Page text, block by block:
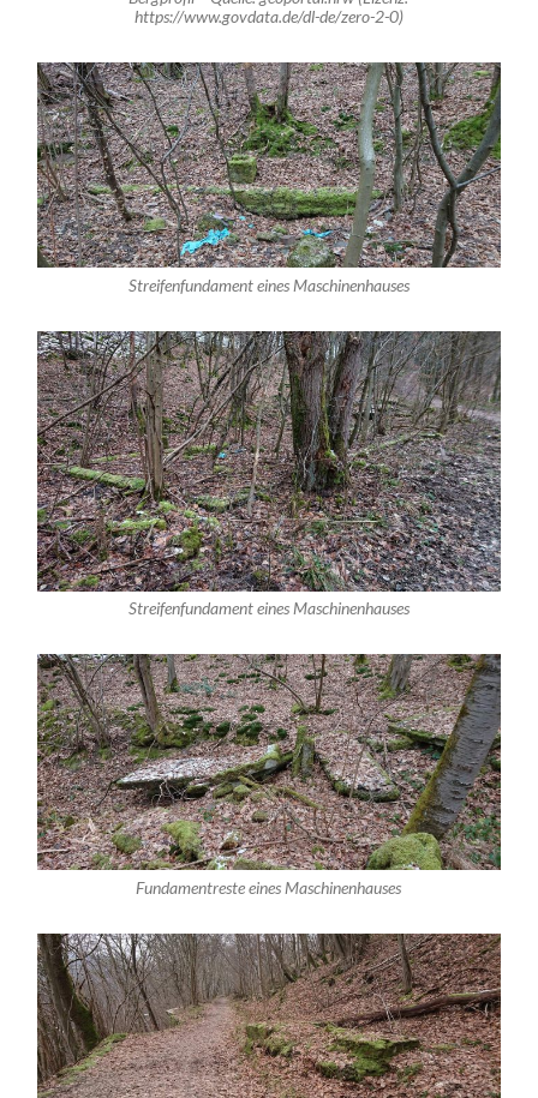
https://www.govdata.de/dl-de/zero-2-0)
Streifenfundament eines Maschinenhauses
Streifenfundament eines Maschinenhauses
Fundamentreste eines Maschinenhauses